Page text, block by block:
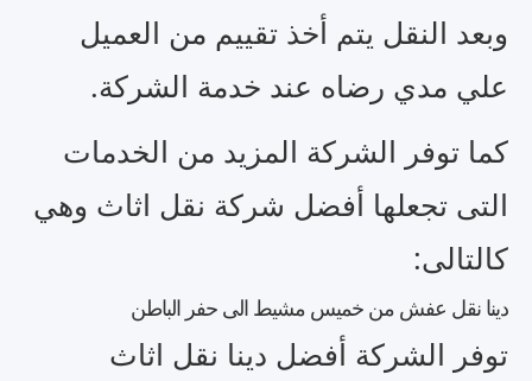
وبعد النقل يتم أخذ تقييم من العميل
علي مدي رضاه عند خدمة الشركة.
كما توفر الشركة المزيد من الخدمات
التى تجعلها أفضل شركة نقل اثاث وهي
كالتالى:
دينا نقل عفش من خميس مشيط الى حفر الباطن
توفر الشركة أفضل دينا نقل اثاث